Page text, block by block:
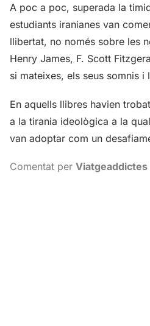
A poc a poc, superada la
estudiants iranianes van
llibertat, no només sobre les
Henry James, F. Scott
si mateixes, els seus somnis i
En aquells llibres havien
a la tirania ideològica a la
van adoptar com un
Comentat per Viatgeaddictes